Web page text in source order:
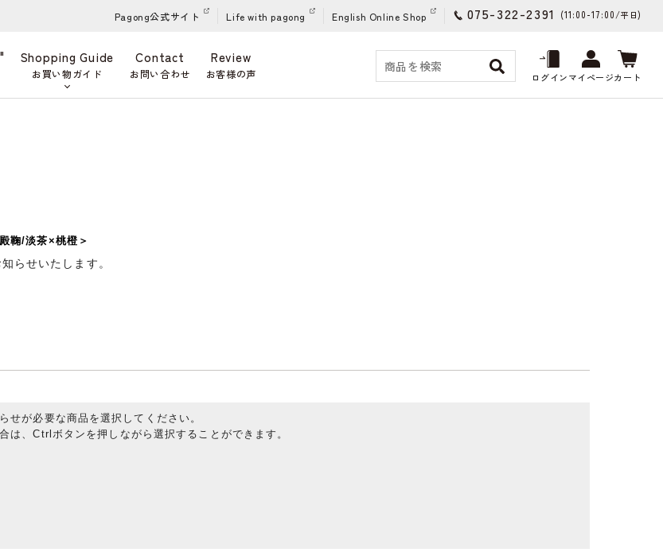
Pagong公式サイト Life with pagong English Online Shop 075-322-2391 (11:00-17:00/平日)
Shopping Guide
お買い物ガイド
Contact
お問い合わせ
Review
お客様の声 ログインマイページカート
鞠/淡茶×桃橙＞
らせいたします。
せが必要な商品を選択してください。
は、Ctrlボタンを押しながら選択することができます。